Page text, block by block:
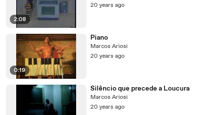
2:08
20 years ago
0:19
Piano
Marcos Ariosi
20 years ago
Silêncio que precede a Loucura
Marcos Ariosi
20 years ago